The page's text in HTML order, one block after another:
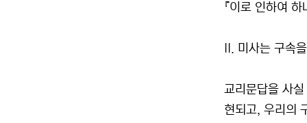
『이로 인하여
II. 미사는 구속
교리문답을 사
현되고, 우리의